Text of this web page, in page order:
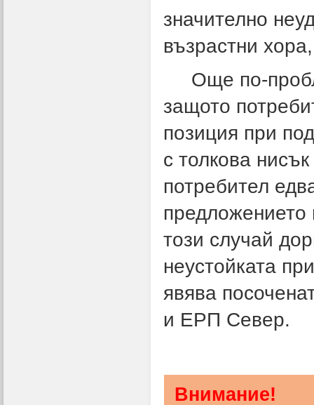
значително
възрастни
Още по-
защото
позиция при
с толкова
потребител
предложението
този случай
неустойката
явява
и ЕРП Север.
Внимание!